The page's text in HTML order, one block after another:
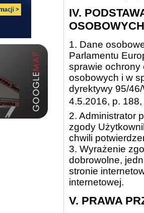
IV.
OSOBOWYCH
1. Dane
Parlamentu
sprawie ochrony
osobowych i w
dyrektywy 95/
4.5.2016, p.
2. Administrator
zgody
chwili
3. Wyrażenie
dobrowolne,
stronie
internetowej.
V. PRAWA